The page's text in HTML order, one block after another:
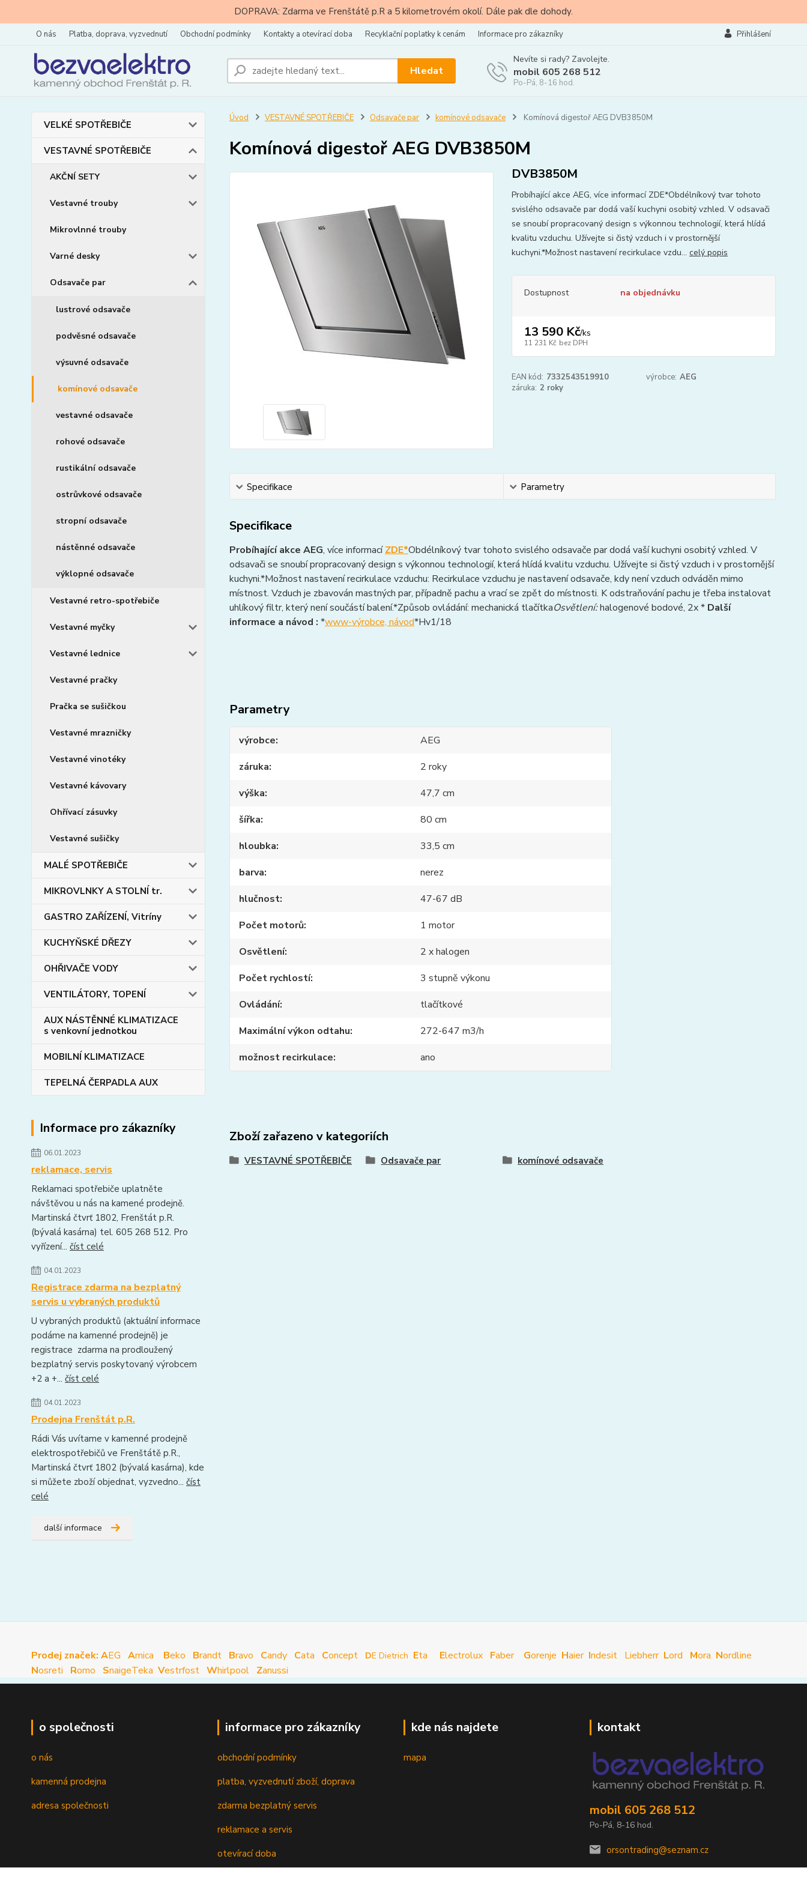
DOPRAVA: Zdarma ve Frenštátě p.R a 5 kilometrovém okolí. Dále pak dle dohody.
O nás Platba, doprava, vyzvednutí Obchodní podmínky Kontakty a otevírací doba Recyklační poplatky k cenám Informace pro zákazníky Přihlášení
Hledat
Nevíte si rady? Zavolejte.
mobil 605 268 512
Po-Pá, 8-16 hod.
VELKÉ SPOTŘEBIČE
VESTAVNÉ SPOTŘEBIČE
AKČNÍ SETY
Vestavné trouby
Mikrovlnné trouby
Varné desky
Odsavače par
lustrové odsavače
podvěsné odsavače
výsuvné odsavače
komínové odsavače
vestavné odsavače
rohové odsavače
rustikální odsavače
ostrůvkové odsavače
stropní odsavače
nástěnné odsavače
výklopné odsavače
Vestavné retro-spotřebiče
Vestavné myčky
Vestavné lednice
Vestavné pračky
Pračka se sušičkou
Vestavné mrazničky
Vestavné vinotéky
Vestavné kávovary
Ohřívací zásuvky
Vestavné sušičky
MALÉ SPOTŘEBIČE
MIKROVLNKY A STOLNÍ tr.
GASTRO ZAŘÍZENÍ, Vitríny
KUCHYŇSKÉ DŘEZY
OHŘIVAČE VODY
VENTILÁTORY, TOPENÍ
AUX NÁSTĚNNÉ KLIMATIZACE
s venkovní jednotkou
MOBILNÍ KLIMATIZACE
TEPELNÁ ČERPADLA AUX
Informace pro zákazníky
06.01.2023
reklamace, servis
Reklamaci spotřebiče uplatněte
návštěvou u nás na kamené prodejně.
Martinská čtvrť 1802, Frenštát p.R.
(bývalá kasárna) tel. 605 268 512. Pro
vyřízení... číst celé
04.01.2023
Registrace zdarma na bezplatný
servis u vybraných produktů
U vybraných produktů (aktuální informace
podáme na kamenné prodejně) je
registrace zdarma na prodloužený
bezplatný servis poskytovaný výrobcem
+2 a +... číst celé
04.01.2023
Prodejna Frenštát p.R.
Rádi Vás uvítame v kamenné prodejně
elektrospotřebičů ve Frenštátě p.R.,
Martinská čtvrť 1802 (bývalá kasárna), kde
si můžete zboží objednat, vyzvedno... číst
celé
další informace
Úvod VESTAVNÉ SPOTŘEBIČE Odsavače par komínové odsavače Komínová digestoř AEG DVB3850M
Komínová digestoř AEG DVB3850M
DVB3850M
Probíhající akce AEG, více informací ZDE*Obdélníkový tvar tohoto
svislého odsavače par dodá vaší kuchyni osobitý vzhled. V odsavači
se snoubí propracovaný design s výkonnou technologií, která hlídá
kvalitu vzduchu. Užívejte si čistý vzduch i v prostornější
kuchyni.*Možnost nastavení recirkulace vzdu... celý popis
Dostupnost na objednávku
13 590 Kč/ks
11 231 Kč bez DPH
EAN kód: 7332543519910 výrobce: AEG
záruka: 2 roky
Specifikace Parametry
Specifikace
Probíhající akce AEG, více informacíZDE*Obdélníkový tvar tohoto svislého odsavače par dodá vaší kuchyni osobitý vzhled. V
odsavači se snoubí propracovaný design s výkonnou technologií, která hlídá kvalitu vzduchu. Užívejte si čistý vzduch i v prostornější
kuchyni.*Možnost nastavení recirkulace vzduchu: Recirkulace vzduchu je nastavení odsavače, kdy není vzduch odváděn mimo
místnost. Vzduch je zbavován mastných par, případně pachu a vrací se zpět do místnosti. K odstraňování pachu je třeba instalovat
uhlíkový filtr, který není součástí balení.*Způsob ovládání: mechanická tlačítkaOsvětlení:halogenové bodové, 2x * Další
informace a návod : *www-výrobce, návod*Hv1/18
Parametry
výrobce
AEG
záruka
2 roky
výška
47,7 cm
šířka
80 cm
hloubka
33,5 cm
barva
nerez
hlučnost
47-67 dB
Počet motorů
1 motor
Osvětlení
2 x halogen
Počet rychlostí
3 stupně výkonu
Ovládání
tlačítkové
Maximální výkon odtahu
272-647 m3/h
možnost recirkulace
ano
Zboží zařazeno v kategoriích
VESTAVNÉ SPOTŘEBIČE Odsavače par komínové odsavače
Prodej značek: AEG Amica Beko Brandt Bravo Candy Cata Concept DE Dietrich Eta Electrolux Faber Gorenje Haier Indesit Liebherr Lord Mora Nordline
Nosreti Romo SnaigeTeka Vestrfost Whirlpool Zanussi
o společnosti
o nás
kamenná prodejna
adresa společnosti
informace pro zákazníky
obchodní podmínky
platba, vyzvednutí zboží, doprava
zdarma bezplatný servis
reklamace a servis
otevírací doba
kde nás najdete
mapa
kontakt
mobil 605 268 512
Po-Pá, 8-16 hod.
orsontrading@seznam.cz